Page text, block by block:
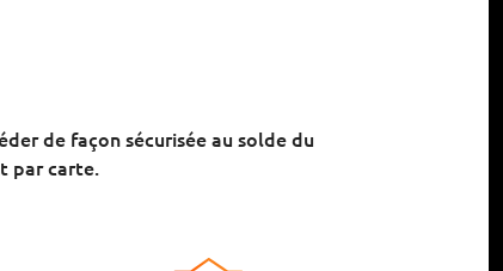
de façon sécurisée au solde du
par carte.